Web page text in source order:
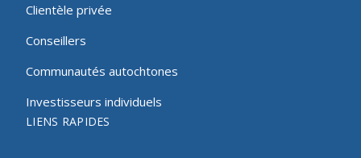
Clientèle privée
Conseillers
Communautés autochtones
Investisseurs individuels
LIENS RAPIDES